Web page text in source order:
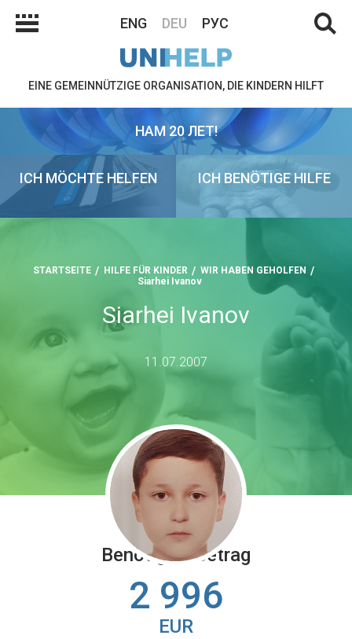
ENG DEU РУС
EINE GEMEINNÜTZIGE ORGANISATION, DIE KINDERN HILFT
НАМ 20 ЛЕТ!
ICH MÖCHTE HELFEN ICH BENÖTIGE HILFE
STARTSEITE HILFE FÜR KINDER
WIR HABEN GEHOLFEN
Siarhei Ivanov
Siarhei Ivanov
11.07.2007
Benötigter Betrag
2 996
EUR